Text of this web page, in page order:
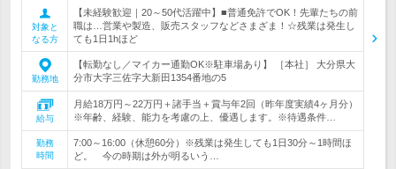
対象と
なる方
【未経験歓迎｜20～50代活躍中】■普通免許でOK！先輩たちの前
職は…営業や製造、販売スタッフなどさまざま！☆残業は発生し
ても1日1hほど
勤務地
【転勤なし／マイカー通勤OK※駐車場あり】 ［本社］ 大分県大
分市大字三佐字大新田1354番地の5
給与
月給18万円～22万円＋諸手当＋賞与年2回（昨年度実績4ヶ月分）
※年齢、経験、能力を考慮の上、優遇します。※待遇条件…
勤務
時間
7:00～16:00（休憩60分）※残業は発生しても1日30分～1時間ほ
ど。 今の時期は外が明るいう…